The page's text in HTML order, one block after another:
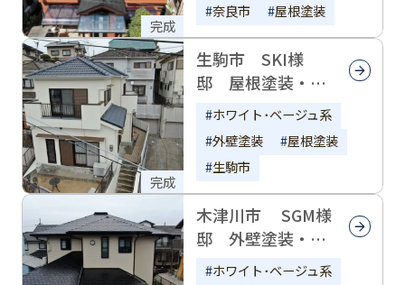
完成
奈良市
屋根塗装
完成
生駒市 SKI様
邸 屋根塗装・外
壁塗装
ホワイト･ベージュ系
外壁塗装
屋根塗装
生駒市
木津川市 SGM様
邸 外壁塗装・屋
根塗装
ホワイト･ベージュ系